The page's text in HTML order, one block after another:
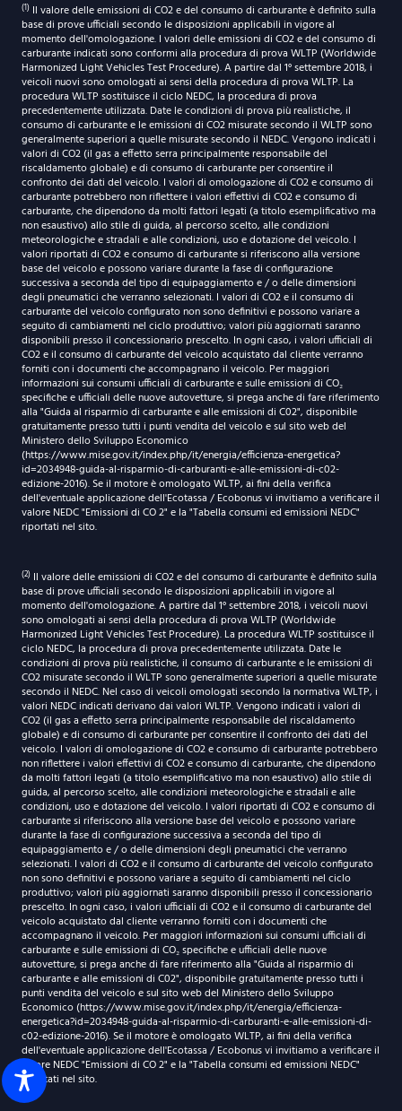
9:30-12:30 | 14.30-18:30
(1) Il valore delle emissioni di CO2 e del consumo di carburante è definito sulla
base di prove ufficiali secondo le disposizioni applicabili in vigore al
momento dell'omologazione. I valori delle emissioni di CO2 e del consumo di
carburante indicati sono conformi alla procedura di prova WLTP (Worldwide
Harmonized Light Vehicles Test Procedure). A partire dal 1° settembre 2018, i
veicoli nuovi sono omologati ai sensi della procedura di prova WLTP. La
procedura WLTP sostituisce il ciclo NEDC, la procedura di prova
precedentemente utilizzata. Date le condizioni di prova più realistiche, il
consumo di carburante e le emissioni di CO2 misurate secondo il WLTP sono
generalmente superiori a quelle misurate secondo il NEDC. Vengono indicati i
valori di CO2 (il gas a effetto serra principalmente responsabile del
riscaldamento globale) e di consumo di carburante per consentire il
confronto dei dati del veicolo. I valori di omologazione di CO2 e consumo di
carburante potrebbero non riflettere i valori effettivi di CO2 e consumo di
carburante, che dipendono da molti fattori legati (a titolo esemplificativo ma
non esaustivo) allo stile di guida, al percorso scelto, alle condizioni
meteorologiche e stradali e alle condizioni, uso e dotazione del veicolo. I
valori riportati di CO2 e consumo di carburante si riferiscono alla versione
base del veicolo e possono variare durante la fase di configurazione
successiva a seconda del tipo di equipaggiamento e / o delle dimensioni
degli pneumatici che verranno selezionati. I valori di CO2 e il consumo di
carburante del veicolo configurato non sono definitivi e possono variare a
seguito di cambiamenti nel ciclo produttivo; valori più aggiornati saranno
disponibili presso il concessionario prescelto. In ogni caso, i valori ufficiali di
CO2 e il consumo di carburante del veicolo acquistato dal cliente verranno
forniti con i documenti che accompagnano il veicolo. Per maggiori
informazioni sui consumi ufficiali di carburante e sulle emissioni di CO₂
specifiche e ufficiali delle nuove autovetture, si prega anche di fare riferimento
alla "Guida al risparmio di carburante e alle emissioni di C02", disponibile
gratuitamente presso tutti i punti vendita del veicolo e sul sito web del
Ministero dello Sviluppo Economico
(https://www.mise.gov.it/index.php/it/energia/efficienza-energetica?
id=2034948-guida-al-risparmio-di-carburanti-e-alle-emissioni-di-c02-
edizione-2016). Se il motore è omologato WLTP, ai fini della verifica
dell'eventuale applicazione dell'Ecotassa / Ecobonus vi invitiamo a verificare il
valore NEDC "Emissioni di CO 2" e la "Tabella consumi ed emissioni NEDC"
riportati nel sito.
(2) Il valore delle emissioni di CO2 e del consumo di carburante è definito sulla
base di prove ufficiali secondo le disposizioni applicabili in vigore al
momento dell'omologazione. A partire dal 1° settembre 2018, i veicoli nuovi
sono omologati ai sensi della procedura di prova WLTP (Worldwide
Harmonized Light Vehicles Test Procedure). La procedura WLTP sostituisce il
ciclo NEDC, la procedura di prova precedentemente utilizzata. Date le
condizioni di prova più realistiche, il consumo di carburante e le emissioni di
CO2 misurate secondo il WLTP sono generalmente superiori a quelle misurate
secondo il NEDC. Nel caso di veicoli omologati secondo la normativa WLTP, i
valori NEDC indicati derivano dai valori WLTP. Vengono indicati i valori di
CO2 (il gas a effetto serra principalmente responsabile del riscaldamento
globale) e di consumo di carburante per consentire il confronto dei dati del
veicolo. I valori di omologazione di CO2 e consumo di carburante potrebbero
non riflettere i valori effettivi di CO2 e consumo di carburante, che dipendono
da molti fattori legati (a titolo esemplificativo ma non esaustivo) allo stile di
guida, al percorso scelto, alle condizioni meteorologiche e stradali e alle
condizioni, uso e dotazione del veicolo. I valori riportati di CO2 e consumo di
carburante si riferiscono alla versione base del veicolo e possono variare
durante la fase di configurazione successiva a seconda del tipo di
equipaggiamento e / o delle dimensioni degli pneumatici che verranno
selezionati. I valori di CO2 e il consumo di carburante del veicolo configurato
non sono definitivi e possono variare a seguito di cambiamenti nel ciclo
produttivo; valori più aggiornati saranno disponibili presso il concessionario
prescelto. In ogni caso, i valori ufficiali di CO2 e il consumo di carburante del
veicolo acquistato dal cliente verranno forniti con i documenti che
accompagnano il veicolo. Per maggiori informazioni sui consumi ufficiali di
carburante e sulle emissioni di CO₂ specifiche e ufficiali delle nuove
autovetture, si prega anche di fare riferimento alla "Guida al risparmio di
carburante e alle emissioni di C02", disponibile gratuitamente presso tutti i
punti vendita del veicolo e sul sito web del Ministero dello Sviluppo
Economico (https://www.mise.gov.it/index.php/it/energia/efficienza-
energetica?id=2034948-guida-al-risparmio-di-carburanti-e-alle-emissioni-di-
c02-edizione-2016). Se il motore è omologato WLTP, ai fini della verifica
dell'eventuale applicazione dell'Ecotassa / Ecobonus vi invitiamo a verificare il
valore NEDC "Emissioni di CO 2" e la "Tabella consumi ed emissioni NEDC"
riportati nel sito.